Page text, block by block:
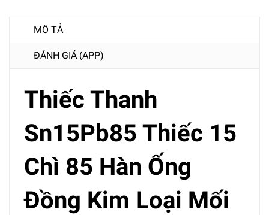
MÔ TẢ
ĐÁNH GIÁ (APP)
Thiếc Thanh
Sn15Pb85 Thiếc 15
Chì 85 Hàn Ống
Đồng Kim Loại Mối